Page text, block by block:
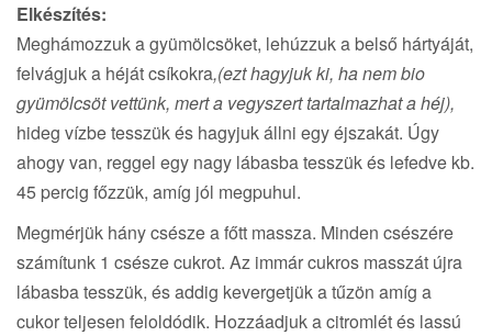
Elkészítés:
Meghámozzuk a gyümölcsöket, lehúzzuk a belső hártyáját,
felvágjuk a héját csíkokra,(ezt hagyjuk ki, ha nem bio
gyümölcsöt vettünk, mert a vegyszert tartalmazhat a héj),
hideg vízbe tesszük és hagyjuk állni egy éjszakát. Úgy
ahogy van, reggel egy nagy lábasba tesszük és lefedve kb.
45 percig főzzük, amíg jól megpuhul.
Megmérjük hány csésze a főtt massza. Minden csészére
számítunk 1 csésze cukrot. Az immár cukros masszát újra
lábasba tesszük, és addig kevergetjük a tűzön amíg a
cukor teljesen feloldódik. Hozzáadjuk a citromlét és lassú